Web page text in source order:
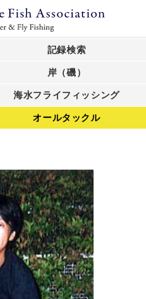
記録検索
岸（磯）
海水フライフィッシング
オールタックル